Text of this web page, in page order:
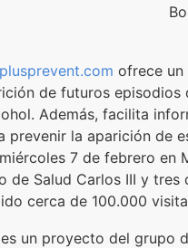
ofrece un
de futuros episodios
Además, facilita
prevenir la aparición de
7 de febrero en
Salud Carlos III y tres
cerca de 100.000
un proyecto del grupo